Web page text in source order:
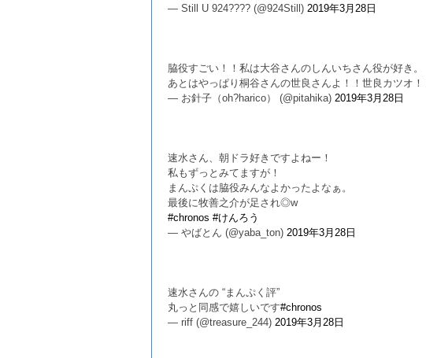
— Still U 924???? (@924Still) 2019年3月28日
脇役すごい！！私は大谷さんのしんいちさん役が好き。
あとはやっぱり桐谷さんの世良さんよ！！世良カツオ！
— お針子（oh?harico） (@pitahika) 2019年3月28日
速水さん、朝ドラ好きですよねー！
私もずっとみてますが！
まんぷくは脇役みんなよかったよなぁ。
最後に牧善之介が足され◎w
#chronos #けんろう
— やばとん (@yaba_ton) 2019年3月28日
速水さんの “まんぷく評”
丸っと同感で嬉しいです#chronos
— riff (@treasure_244) 2019年3月28日